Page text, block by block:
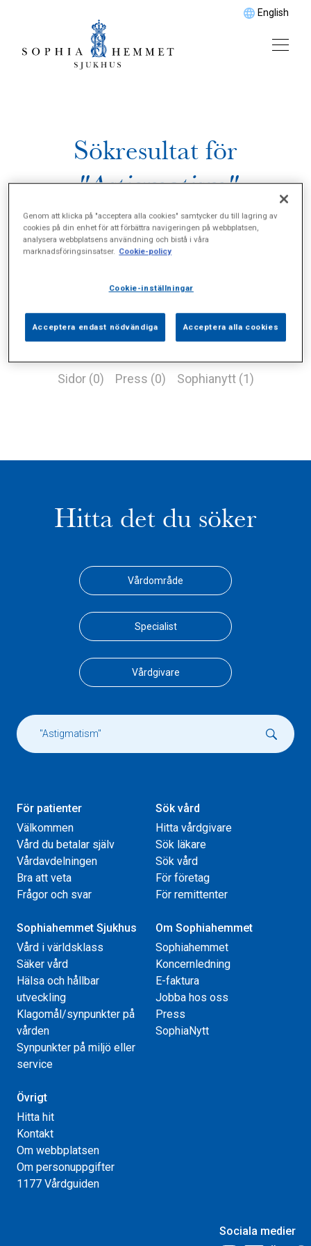
English
Sökresultat för
"Astigmatism"
Sidor (0) Press (0) Sophianytt (1)
Hitta det du söker
Vårdområde
Specialist
Vårdgivare
För patienter
Välkommen
Vård du betalar själv
Vårdavdelningen
Bra att veta
Frågor och svar
Sök vård
Hitta vårdgivare
Sök läkare
Sök vård
För företag
För remittenter
Sophiahemmet Sjukhus
Vård i världsklass
Säker vård
Hälsa och hållbar
utveckling
Klagomål/synpunkter på
vården
Synpunkter på miljö eller
service
Om Sophiahemmet
Sophiahemmet
Koncernledning
E-faktura
Jobba hos oss
Press
SophiaNytt
Övrigt
Hitta hit
Kontakt
Om webbplatsen
Om personuppgifter
1177 Vårdguiden
Sociala medier
Genom att klicka på "acceptera alla cookies" samtycker du till lagring av
cookies på din enhet för att förbättra navigeringen på webbplatsen,
analysera webbplatsens användning och bistå i våra
marknadsföringsinsatser. Cookie-policy
Cookie-inställningar
Acceptera endast nödvändiga Acceptera alla cookies